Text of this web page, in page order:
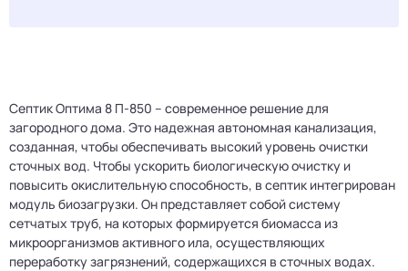
Септик Оптима 8 П-850 – современное решение для
загородного дома. Это надежная автономная канализация,
созданная, чтобы обеспечивать высокий уровень очистки
сточных вод. Чтобы ускорить биологическую очистку и
повысить окислительную способность, в септик интегрирован
модуль биозагрузки. Он представляет собой систему
сетчатых труб, на которых формируется биомасса из
микроорганизмов активного ила, осуществляющих
переработку загрязнений, содержащихся в сточных водах.